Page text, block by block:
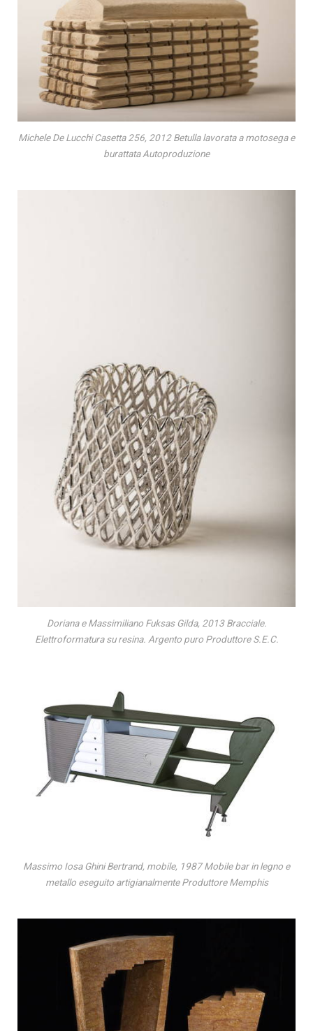
Michele De Lucchi Casetta 256, 2012 Betulla lavorata a motosega e
burattata Autoproduzione
Doriana e Massimiliano Fuksas Gilda, 2013 Bracciale.
Elettroformatura su resina. Argento puro Produttore S.E.C.
Massimo Iosa Ghini Bertrand, mobile, 1987 Mobile bar in legno e
metallo eseguito artigianalmente Produttore Memphis